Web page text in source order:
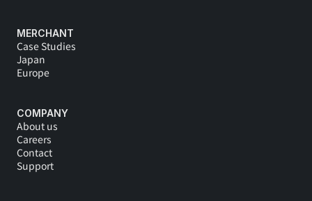
MERCHANT
Case Studies
Japan
Europe
COMPANY
About us
Careers
Contact
Support